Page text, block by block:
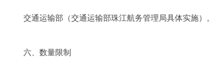
交通运输部（交通运输部珠江航务管理局具体实施）。
六、数量限制